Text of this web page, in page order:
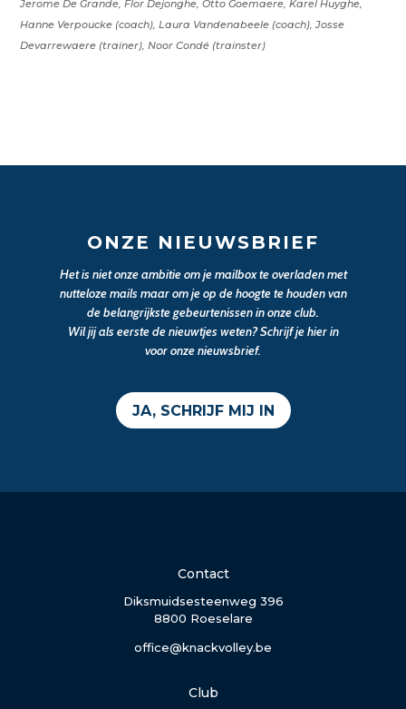
Jerome De Grande, Flor Dejonghe, Otto Goemaere, Karel Huyghe,
Hanne Verpoucke (coach), Laura Vandenabeele (coach), Josse
Devarrewaere (trainer), Noor Condé (trainster)
ONZE NIEUWSBRIEF
Het is niet onze ambitie om je mailbox te overladen met
nutteloze mails maar om je op de hoogte te houden van
de belangrijkste gebeurtenissen in onze club.
Wil jij als eerste de nieuwtjes weten? Schrijf je hier in
voor onze nieuwsbrief.
JA, SCHRIJF MIJ IN
Contact
Diksmuidsesteenweg 396
8800 Roeselare
office@knackvolley.be
Club